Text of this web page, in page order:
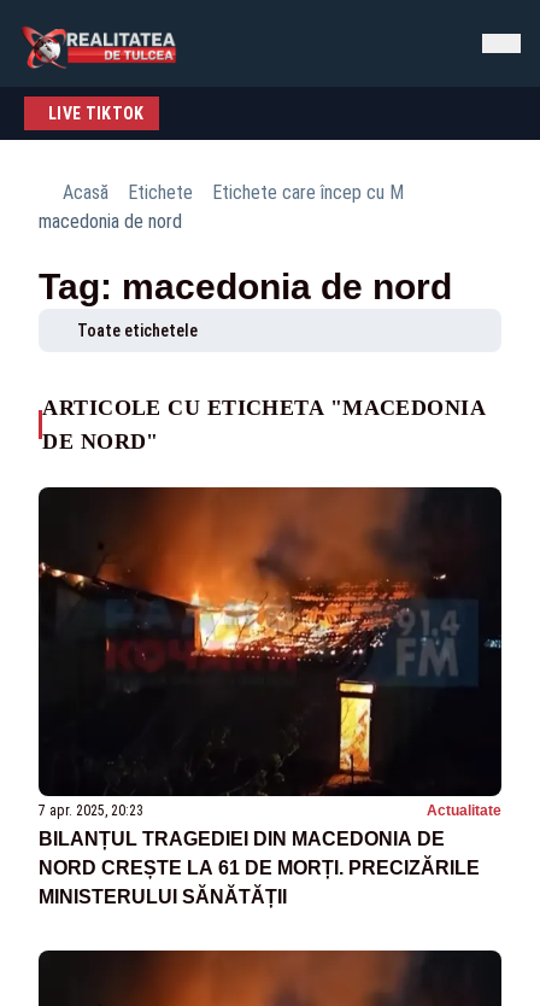
LIVE TIKTOK
Acasă Etichete
Etichete care încep cu M
macedonia de nord
Tag: macedonia de nord
Toate etichetele
ARTICOLE CU ETICHETA "MACEDONIA
DE NORD"
7 apr. 2025, 20:23 Actualitate
BILANȚUL TRAGEDIEI DIN MACEDONIA DE
NORD CREȘTE LA 61 DE MORȚI. PRECIZĂRILE
MINISTERULUI SĂNĂTĂȚII